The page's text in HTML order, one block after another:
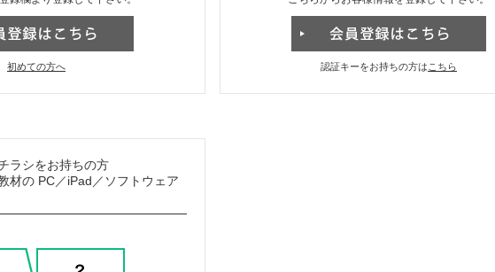
初めての方へ 認証キーをお持ちの方は こちら
ラシをお持ちの方
材の PC／iPad／ソフトウェア